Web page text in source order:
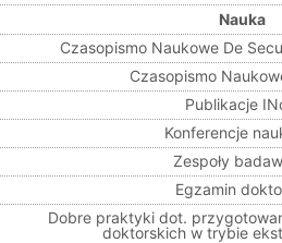
Nauka
Czasopismo Naukowe De
Czasopismo
Publikacje
Konferencje
Zespoły
Egzamin
Dobre praktyki dot.
doktorskich w trybie